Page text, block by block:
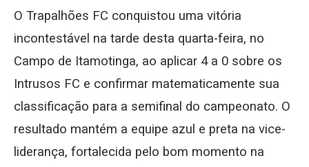
O Trapalhões FC conquistou uma vitória
incontestável na tarde desta quarta-feira, no
Campo de Itamotinga, ao aplicar 4 a 0 sobre os
Intrusos FC e confirmar matematicamente sua
classificação para a semifinal do campeonato. O
resultado mantém a equipe azul e preta na vice-
liderança, fortalecida pelo bom momento na